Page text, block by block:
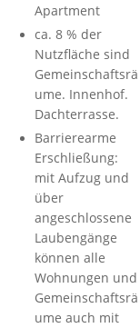
Apartment
ca. 8 % der
Nutzfläche sind
Gemeinschaftsrä
ume. Innenhof.
Dachterrasse.
Barrierearme
Erschließung:
mit Aufzug und
über
angeschlossene
Laubengänge
können alle
Wohnungen und
Gemeinschaftsrä
ume auch mit